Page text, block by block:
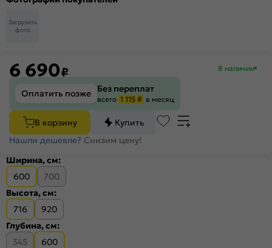
Загрузить
фото
6 690₽ В наличии
Оплатить позже Без переплат
всего 1 115 ₽ в месяц
В корзину
Купить
Нашли дешевле? Снизим цену!
Ширина, см:
600
700
Высота, см:
716
920
Глубина, см:
345
600